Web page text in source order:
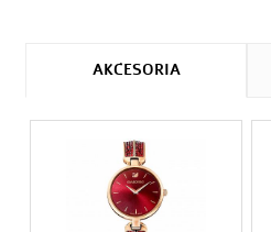
AKCESORIA